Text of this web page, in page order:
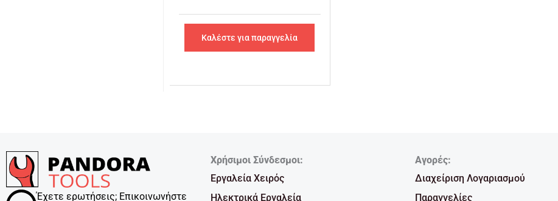
Καλέστε για παραγγελία
Έχετε ερωτήσεις; Επικοινωνήστε
Χρήσιμοι Σύνδεσμοι:
Εργαλεία Χειρός
Ηλεκτρικά Εργαλεία
Αγορές:
Διαχείριση Λογαριασμού
Παραγγελίες